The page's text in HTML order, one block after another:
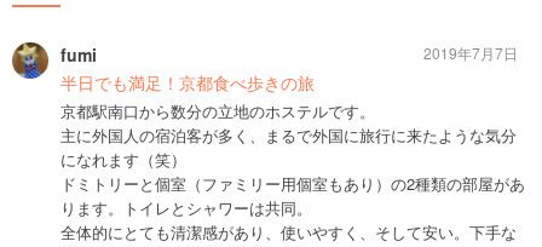
fumi
半日でも満足！京都食べ歩きの旅
京都駅南口から数分の立地のホステルです。
主に外国人の宿泊客が多く、まるで外国に旅行に来たような気分
になれます（笑）
ドミトリーと個室（ファミリー用個室もあり）の2種類の部屋があ
ります。トイレとシャワーは共同。
全体的にとても清潔感があり、使いやすく、そして安い。下手な
2019年7月7日